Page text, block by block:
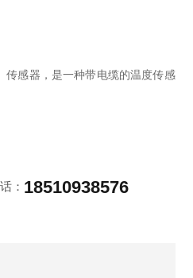
传感器，是一种带电缆的温度传感
： 18510938576